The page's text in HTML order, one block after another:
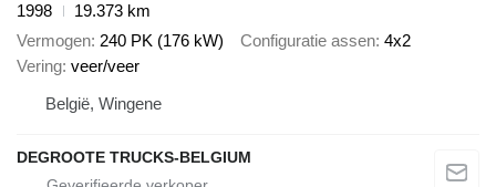
1998
19.373 km
Vermogen 240 PK (176 kW) Configuratie assen 4x2
Vering veer/veer
België, Wingene
DEGROOTE TRUCKS-BELGIUM